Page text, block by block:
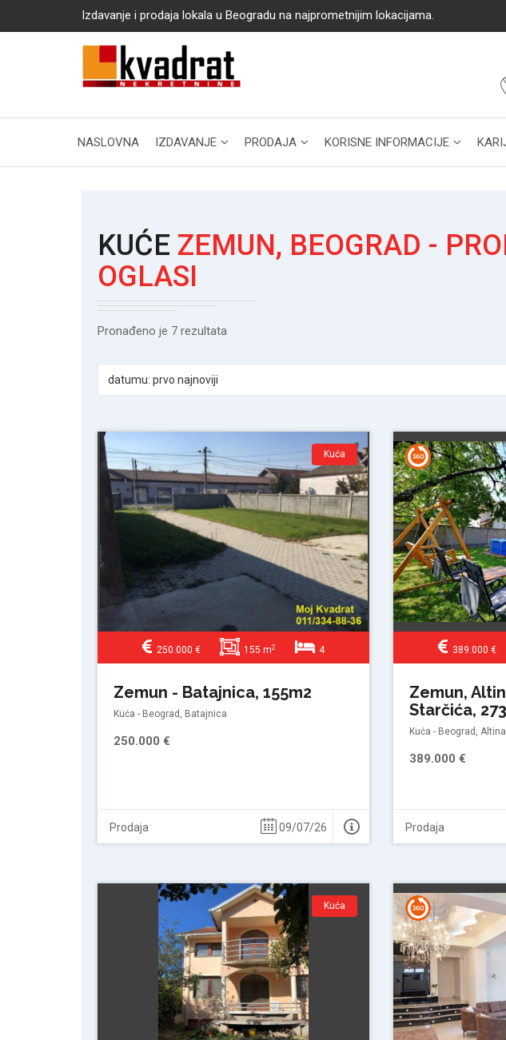
Izdavanje i prodaja lokala u Beogradu na najprometnijim lokacijama.
NASLOVNA IZDAVANJE PRODAJA KORISNE INFORMACIJE
KUĆE ZEMUN, BEOGRAD -
OGLASI
Pronađeno je 7 rezultata
datumu: prvo najnoviji
Kuća
250.000 € 155 m2 4
Zemun - Batajnica, 155m2
Kuća - Beograd, Batajnica
250.000 €
Prodaja 09/07/26
389.000 €
Zemun,
Starčića,
Kuća - Beograd,
389.000 €
Prodaja
Kuća